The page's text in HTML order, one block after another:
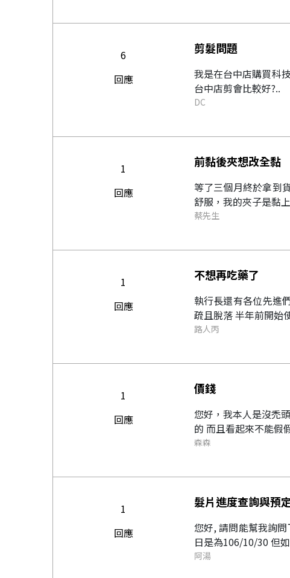
6
回應
剪髮問題
我是在台中店購買科
台中店剪會比較好?..
DC
1
回應
前黏後夾想改全黏
等了三個月終於拿到
舒服，我的夾子是黏
蔡先生
1
回應
不想再吃藥了
執行長還有各位先進
疏且脫落 半年前開始
路人丙
1
回應
價錢
您好，我本人是沒禿
的 而且看起來不能假
森森
1
回應
髮片進度查詢與預
您好, 請問能幫我詢問下目前的髮片製作詳細
日是
阿湯